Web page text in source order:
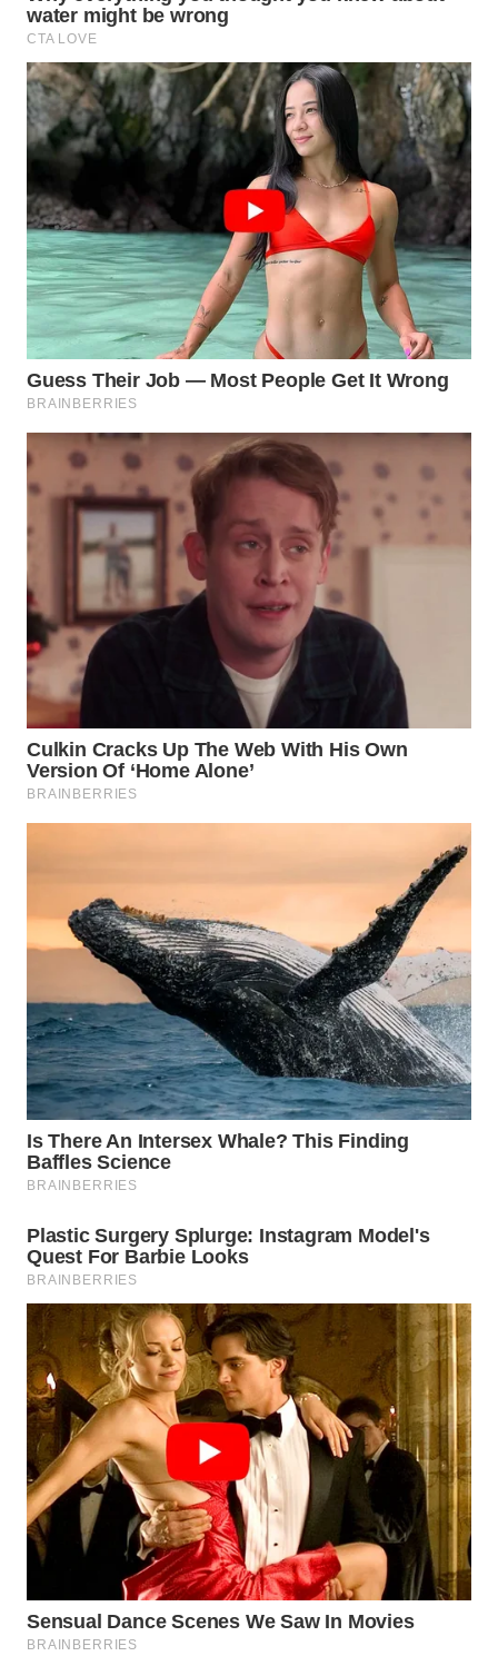
WN
SIMALUNGUN
WN
LABUHANBATU
TAPANULI
TENGAH
WN DELI
SERDANG
WN
TEBING
WN
PAKPAK
KARAWANG
WN
BEKASI
WN
BOGOR
TAPANULI
UTARA
WN
SAMOSIR
WN
PADANG
LAWAS
WN
WN
WN
KEPULAUAN
SERIBU
WN
TANGERANG
BINJAI
WN
CIREBON